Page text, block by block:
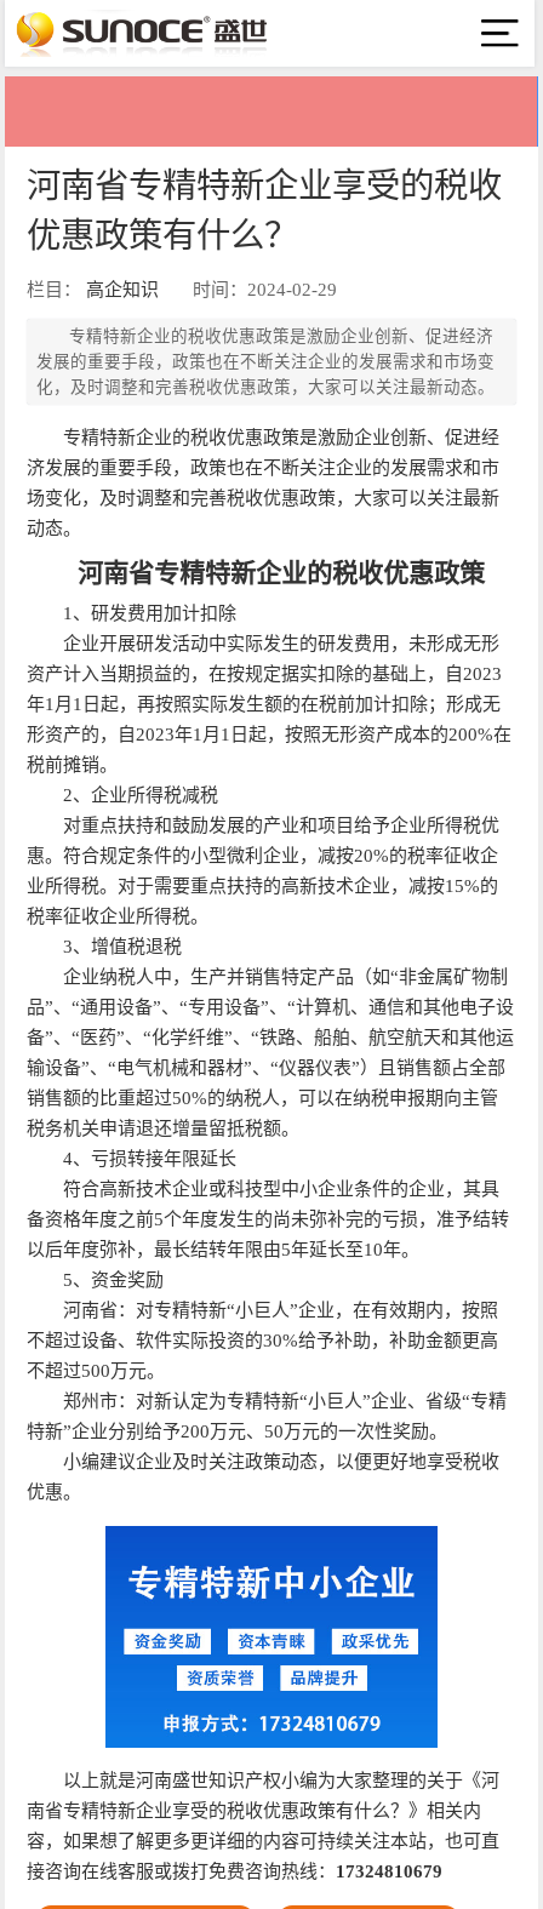
河南省专精特新企业享受的税收
优惠政策有什么？
栏目：高企知识 时间：2024-02-29
专精特新企业的税收优惠政策是激励企业创新、促进经济
发展的重要手段，政策也在不断关注企业的发展需求和市场变
化，及时调整和完善税收优惠政策，大家可以关注最新动态。
专精特新企业的税收优惠政策是激励企业创新、促进经
济发展的重要手段，政策也在不断关注企业的发展需求和市
场变化，及时调整和完善税收优惠政策，大家可以关注最新
动态。
河南省专精特新企业的税收优惠政策
1、研发费用加计扣除
企业开展研发活动中实际发生的研发费用，未形成无形
资产计入当期损益的，在按规定据实扣除的基础上，自2023
年1月1日起，再按照实际发生额的在税前加计扣除；形成无
形资产的，自2023年1月1日起，按照无形资产成本的200%在
税前摊销。
2、企业所得税减税
对重点扶持和鼓励发展的产业和项目给予企业所得税优
惠。符合规定条件的小型微利企业，减按20%的税率征收企
业所得税。对于需要重点扶持的高新技术企业，减按15%的
税率征收企业所得税。
3、增值税退税
企业纳税人中，生产并销售特定产品（如“非金属矿物制
品”、“通用设备”、“专用设备”、“计算机、通信和其他电子设
备”、“医药”、“化学纤维”、“铁路、船舶、航空航天和其他运
输设备”、“电气机械和器材”、“仪器仪表”）且销售额占全部
销售额的比重超过50%的纳税人，可以在纳税申报期向主管
税务机关申请退还增量留抵税额。
4、亏损转接年限延长
符合高新技术企业或科技型中小企业条件的企业，其具
备资格年度之前5个年度发生的尚未弥补完的亏损，准予结转
以后年度弥补，最长结转年限由5年延长至10年。
5、资金奖励
河南省：对专精特新“小巨人”企业，在有效期内，按照
不超过设备、软件实际投资的30%给予补助，补助金额更高
不超过500万元。
郑州市：对新认定为专精特新“小巨人”企业、省级“专精
特新”企业分别给予200万元、50万元的一次性奖励。
小编建议企业及时关注政策动态，以便更好地享受税收
优惠。
以上就是河南盛世知识产权小编为大家整理的关于《河
南省专精特新企业享受的税收优惠政策有什么？》相关内
容，如果想了解更多更详细的内容可持续关注本站，也可直
接咨询在线客服或拨打免费咨询热线： 17324810679